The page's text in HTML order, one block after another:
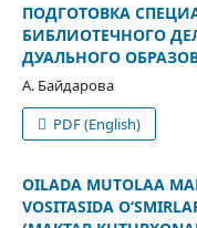
ПОДГОТОВКА
БИБЛИОТЕЧНОГО
ДУАЛЬНОГО
А. Байдарова
PDF (English)
OILADA MUTOLAA
VOSITASIDA